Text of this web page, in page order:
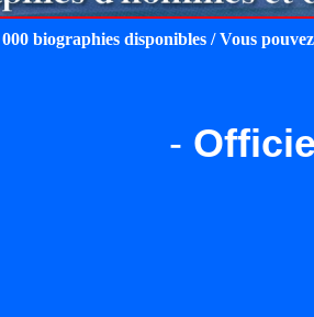
000 biographies disponibles / Vous
-